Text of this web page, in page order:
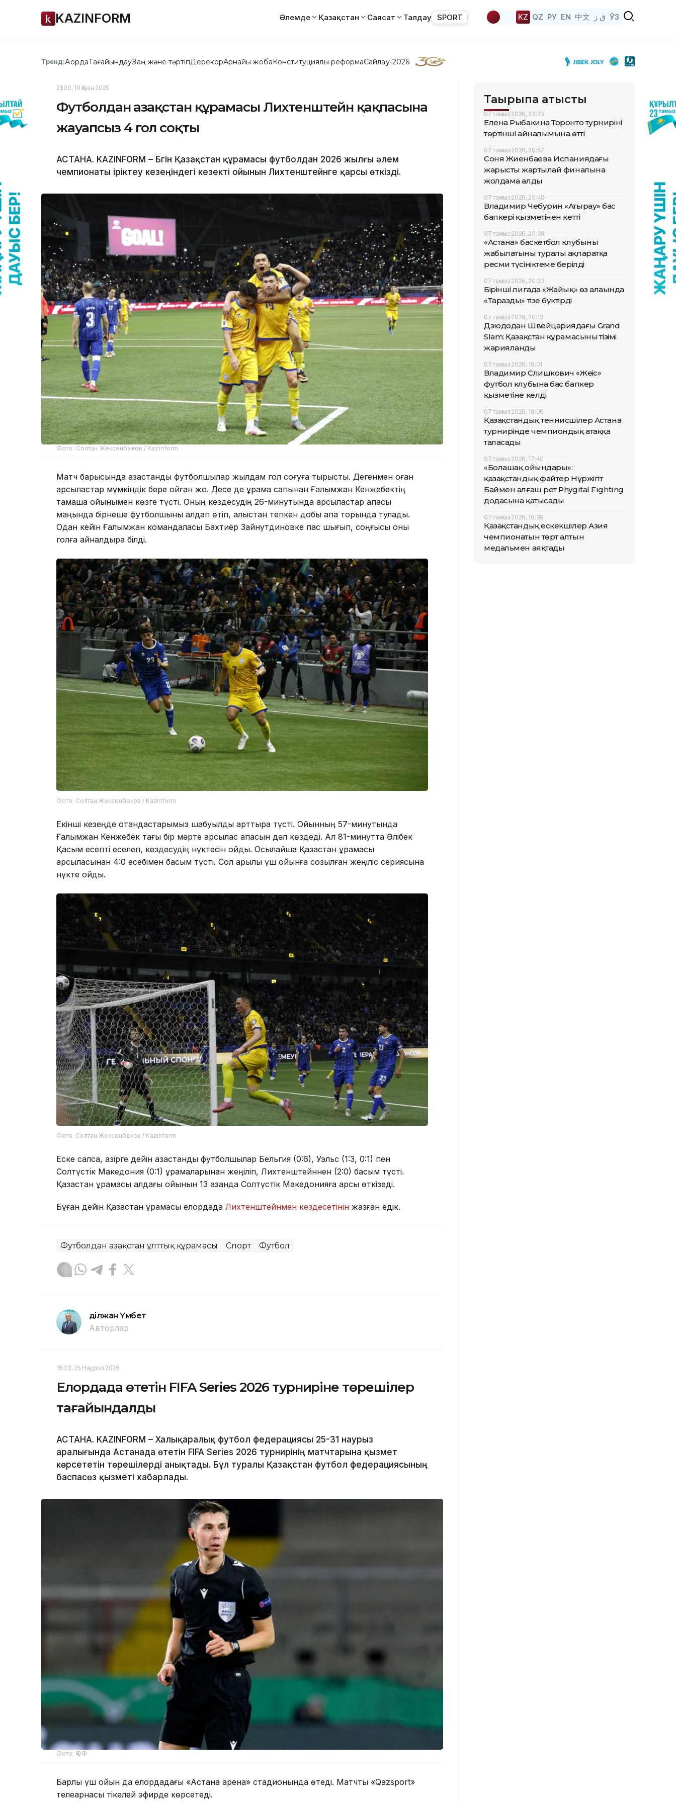
KAZINFORM Әлемде Қазақстан Саясат Талдау SPORT KZ QZ РУ EN 中文 ق ز ЎЗ
Тренд:АқордаТағайындауЗаң және тәртіпДерекқорАрнайы жобаКонституциялық реформаСайлау-2026
21:00, 10 Қазан 2025
Футболдан Қазақстан құрамасы Лихтенштейн қақпасына
жауапсыз 4 гол соқты
АСТАНА. KAZINFORM – Бүгін Қазақстан құрамасы футболдан 2026 жылғы әлем
чемпионаты іріктеу кезеңіндегі кезекті ойынын Лихтенштейнге қарсы өткізді.
Фото: Солтан Жексенбеков / Kazinform
Матч барысында қазақстандық футболшылар жылдам гол соғуға тырысты. Дегенмен оған
қарсыластар мүмкіндік бере қойған жоқ. Десе де құрама сапынан Ғалымжан Кенжебектің
тамаша ойынымен көзге түсті. Оның кездесудің 26-минутында қарсыластар қақпасы
маңында бірнеше футболшыны алдап өтіп, алыстан тепкен добы қақпа торында тулады.
Одан кейін Ғалымжан командаласы Бахтиёр Зайнутдиновке пас шығып, соңғысы оны
голға айналдыра білді.
Фото: Солтан Жексенбеков / Kazinform
Екінші кезеңде отандастарымыз шабуылды арттыра түсті. Ойынның 57-минутында
Ғалымжан Кенжебек тағы бір мәрте қарсылас қақпасын дәл көздеді. Ал 81-минутта Әлібек
Қасым есепті еселеп, кездесудің нүктесін қойды. Осылайша Қазақстан құрамасы
қарсыласынан 4:0 есебімен басым түсті. Сол арқылы үш ойынға созылған жеңіліс сериясына
нүкте қойды.
Фото: Солтан Жексенбеков / Kazinform
Еске салсақ, қазірге дейін қазақстандық футболшылар Бельгия (0:6), Уэльс (1:3, 0:1) пен
Солтүстік Македония (0:1) құрамаларынан жеңіліп, Лихтенштейннен (2:0) басым түсті.
Қазақстан құрамасы алдағы ойынын 13 қазанда Солтүстік Македонияға қарсы өткізеді.
Бұған дейін Қазақстан құрамасы елордада Лихтенштейнмен кездесетінін жазған едік.
Футболдан Қазақстан ұлттық құрамасы Спорт Футбол
Әділжан Үмбет
Авторлар
16:23, 25 Наурыз 2026
Елордада өтетін FIFA Series 2026 турниріне төрешілер
тағайындалды
АСТАНА. KAZINFORM – Халықаралық футбол федерациясы 25-31 наурыз
аралығында Астанада өтетін FIFA Series 2026 турнирінің матчтарына қызмет
көрсететін төрешілерді анықтады. Бұл туралы Қазақстан футбол федерациясының
баспасөз қызметі хабарлады.
Фото: ҚФФ
Барлық үш ойын да елордадағы «Астана арена» стадионында өтеді. Матчты «Qazsport»
телеарнасы тікелей эфирде көрсетеді.
Тақырыпқа қатысты
07 тамыз 2026, 23:20
Елена Рыбакина Торонто турнирінің
төртінші айналымына өтті
07 тамыз 2026, 20:57
Соня Жиенбаева Испаниядағы
жарыстың жартылай финалына
жолдама алды
07 тамыз 2026, 20:40
Владимир Чебурин «Атырау» бас
бапкері қызметінен кетті
07 тамыз 2026, 20:38
«Астана» баскетбол клубының
жабылатыны туралы ақпаратқа
ресми түсініктеме берілді
07 тамыз 2026, 20:20
Бірінші лигада «Жайық» өз алаңында
«Таразды» тізе бүктірді
07 тамыз 2026, 20:10
Дзюдодан Швейцариядағы Grand
Slam: Қазақстан құрамасының тізімі
жарияланды
07 тамыз 2026, 19:01
Владимир Слишкович «Жеңіс»
футбол клубына бас бапкер
қызметіне келді
07 тамыз 2026, 18:06
Қазақстандық теннисшілер Астана
турнирінде чемпиондық атаққа
таласады
07 тамыз 2026, 17:40
«Болашақ ойындары»:
қазақстандық файтер Нұржігіт
Баймен алғаш рет Phygital Fighting
додасына қатысады
07 тамыз 2026, 16:39
Қазақстандық ескекшілер Азия
чемпионатын төрт алтын
медальмен аяқтады